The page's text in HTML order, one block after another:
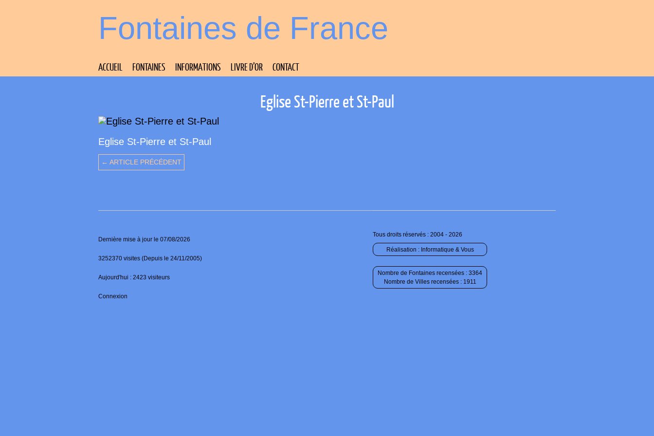
Fontaines de France
ACCUEIL FONTAINES INFORMATIONS LIVRE D’OR CONTACT
Eglise St-Pierre et St-Paul
Eglise St-Pierre et St-Paul
← ARTICLE PRÉCÉDENT
Dernière mise à jour le 07/08/2026
3252370 visites (Depuis le 24/11/2005)
Aujourd'hui : 2423 visiteurs
Connexion
Tous droits réservés : 2004 - 2026
Réalisation : Informatique & Vous
Nombre de Fontaines recensées : 3364
Nombre de Villes recensées : 1911